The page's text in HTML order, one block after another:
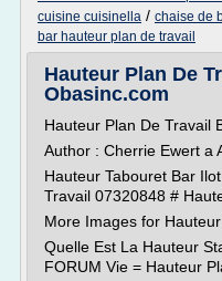
cuisine cuisinella / chaise de
bar hauteur plan de travail
Hauteur Plan De
Obasinc.com
Hauteur Plan De Travail
Author : Cherrie Ewert a
Hauteur Tabouret Bar
Travail 07320848 #
More Images for
Quelle Est La Hauteur
FORUM Vie = Hauteur